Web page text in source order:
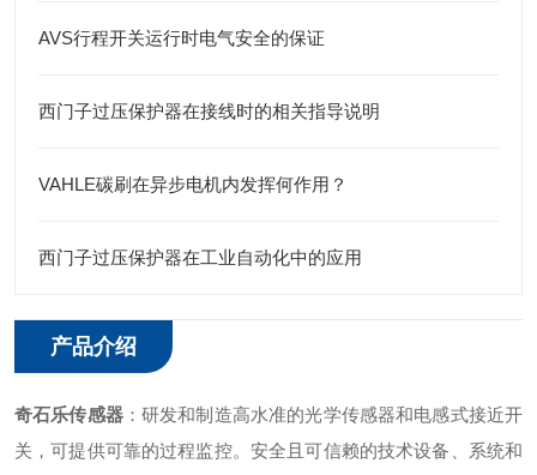
AVS行程开关运行时电气安全的保证
西门子过压保护器在接线时的相关指导说明
VAHLE碳刷在异步电机内发挥何作用？
西门子过压保护器在工业自动化中的应用
产品介绍
奇石乐传感器：研发和制造高水准的光学传感器和电感式接近开
关，可提供可靠的过程监控。安全且可信赖的技术设备、系统和